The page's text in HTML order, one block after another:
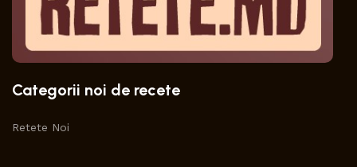
Categorii noi de recete
Retete Noi